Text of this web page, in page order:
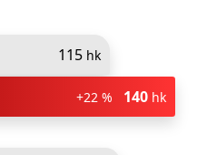
115 hk
+22 % 140 hk